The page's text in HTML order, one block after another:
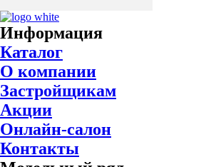
Информация
Каталог
О компании
Застройщикам
Акции
Онлайн-салон
Контакты